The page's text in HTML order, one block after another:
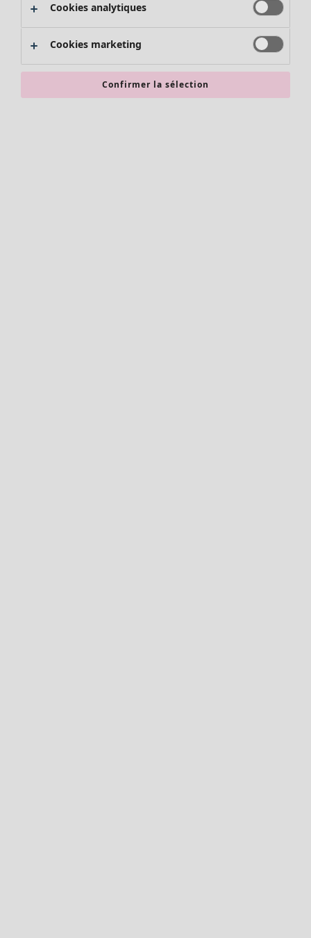
Promos SOLDES
Les promos de Gudrun Sjödén
Nouvel arrivage
Bonnes affaires en soldes - jusqu'à -70
Cookies analytiques
Cookies marketing
Confirmer la sélection